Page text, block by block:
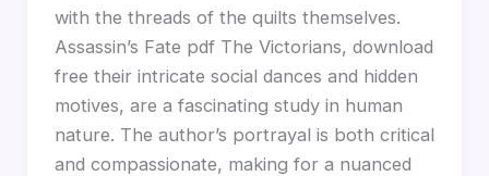
with the threads of the quilts themselves.
Assassin’s Fate pdf The Victorians, download
free their intricate social dances and hidden
motives, are a fascinating study in human
nature. The author’s portrayal is both critical
and compassionate, making for a nuanced